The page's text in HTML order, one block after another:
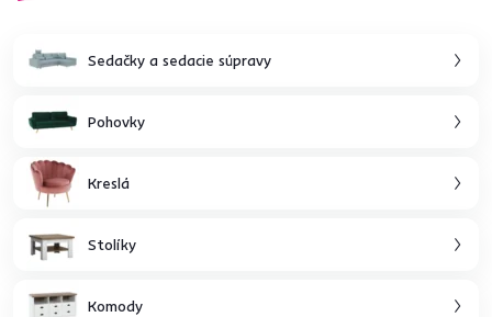
Sedačky a sedacie súpravy
Pohovky
Kreslá
Stolíky
Komody